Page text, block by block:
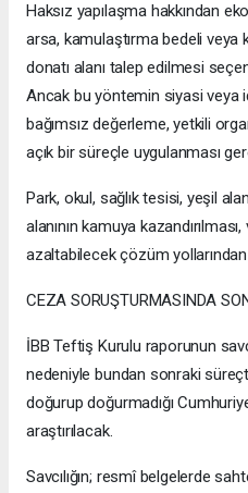
Haksız yapılaşma hakkından
arsa, kamulaştırma bedeli veya
donatı alanı talep edilmesi
Ancak bu yöntemin siyasi veya
bağımsız değerleme, yetkili
açık bir süreçle uygulanması
Park, okul, sağlık tesisi, yeşil
alanının kamuya
azaltabilecek çözüm
CEZA SORUŞTURMASINDA
İBB Teftiş Kurulu raporunun
nedeniyle bundan sonraki
doğurup doğurmadığı
araştırılacak.
Savcılığın; resmî belgelerde